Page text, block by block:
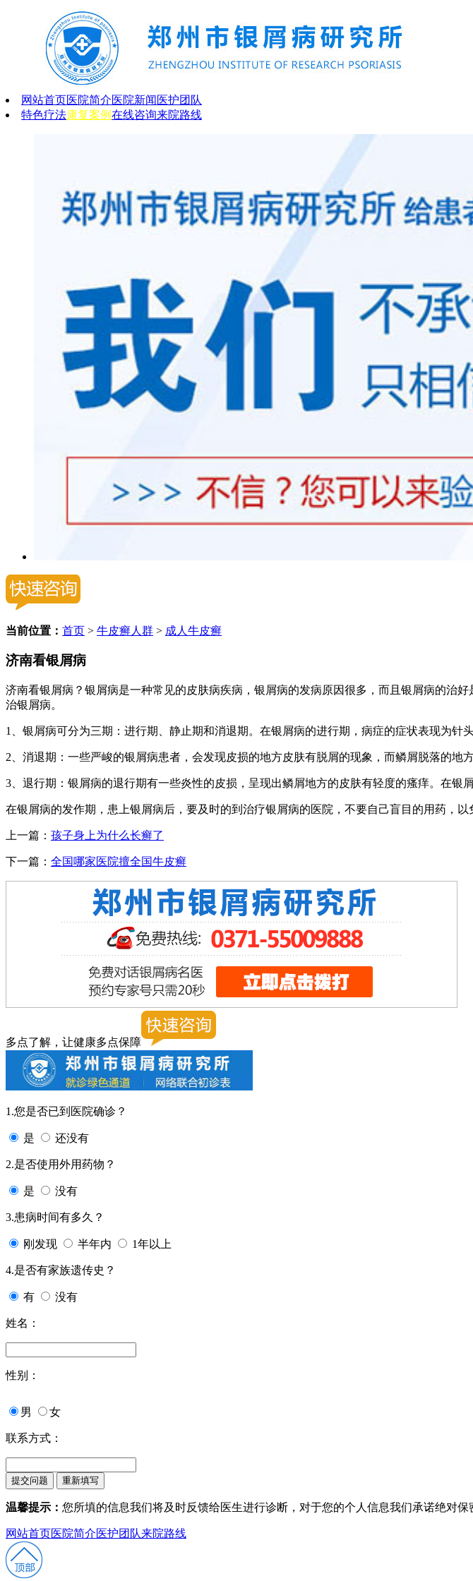
网站首页医院简介医院新闻 医护团队
特色疗法康复案例在线咨询来院路线
当前位置： 首页 > 牛皮癣人群 > 成人牛皮癣
济南看银屑病
济南看银屑病？银屑病是一种常见的皮肤病疾病，银屑病的发病原因很多，而且银屑病的治
治银屑病。
1、银屑病可分为三期：进行期、静止期和消退期。在银屑病的进行期，病症的症状表现为针
2、消退期：一些严峻的银屑病患者，会发现皮损的地方皮肤有脱屑的现象，而鳞屑脱落的地
3、退行期：银屑病的退行期有一些炎性的皮损，呈现出鳞屑地方的皮肤有轻度的瘙痒。在银
在银屑病的发作期，患上银屑病后，要及时的到治疗银屑病的医院，不要自己盲目的用药，以
上一篇： 孩子身上为什么长癣了
下一篇： 全国哪家医院擅全国牛皮癣
多点了解，让健康多点保障
1.您是否已到医院确诊？
是 还没有
2.是否使用外用药物？
是 没有
3.患病时间有多久？
刚发现 半年内 1年以上
4.是否有家族遗传史？
有 没有
姓名：
性别：
男 女
联系方式：
温馨提示： 您所填的信息我们将及时反馈给医生进行诊断，对于您的个人信息我们承诺绝对保
网站首页医院简介医护团队来院路线